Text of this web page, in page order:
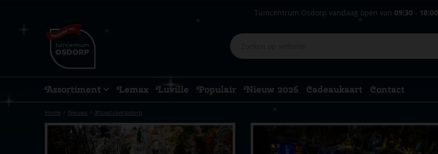
Home Nieuws #howtokerstdorp
Tuincentrum Osdorp vandaag open van 09:30 - 18:00
Assortiment Lemax Luville Populair Nieuw 2026 Cadeaukaart Contact